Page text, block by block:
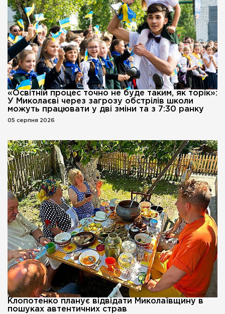
«Освітній процес точно не буде таким, як торік»:
У Миколаєві через загрозу обстрілів школи
можуть працювати у дві зміни та з 7:30 ранку
05 серпня 2026
Клопотенко планує відвідати Миколаївщину в
пошуках автентичних страв